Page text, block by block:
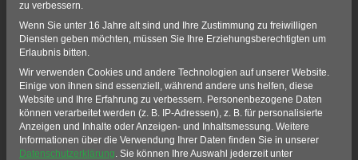
Schloss Miel
Home Events
Erdgeschoss
Das Erdgeschoss von Schloss
Miel
zu verbessern.
Wenn Sie unter 16 Jahre alt sind und Ihre Zustimmung zu freiwilligen
Diensten geben möchten, müssen Sie Ihre Erziehungsberechtigten um
Erlaubnis bitten.
Wir verwenden Cookies und andere Technologien auf unserer Website.
Einige von ihnen sind essenziell, während andere uns helfen, diese
Website und Ihre Erfahrung zu verbessern. Personenbezogene Daten
können verarbeitet werden (z. B. IP-Adressen), z. B. für personalisierte
Anzeigen und Inhalte oder Anzeigen- und Inhaltsmessung. Weitere
Informationen über die Verwendung Ihrer Daten finden Sie in unserer
Datenschutzerklärung. Sie können Ihre Auswahl jederzeit unter